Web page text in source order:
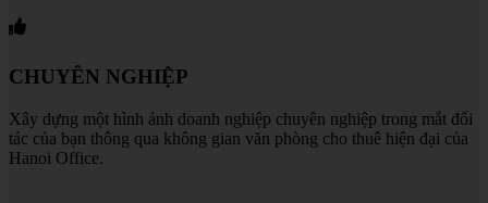
CHUYÊN NGHIỆP
Xây dựng một hình ảnh doanh nghiệp chuyên nghiệp trong mắt đối
tác của bạn thông qua không gian văn phòng cho thuê hiện đại của
Hanoi Office.